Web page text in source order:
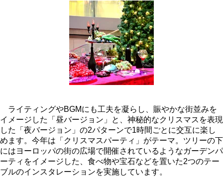
ライティングやBGMにも工夫を凝らし、賑やかな街並みを
イメージした「昼バージョン」と、神秘的なクリスマスを表現
した「夜バージョン」の2パターンで1時間ごとに交互に楽し
めます。今年は「クリスマスパーティ」がテーマ。ツリーの下
にはヨーロッパの街の広場で開催されているようなガーデンパ
ーティをイメージした、食べ物や宝石などを置いた2つのテー
ブルのインスタレーションを実施しています。